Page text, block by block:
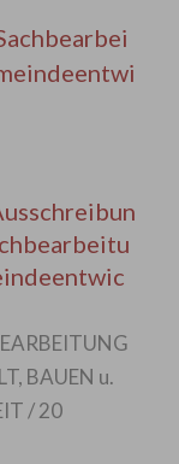
BAUEN u.
/ 20